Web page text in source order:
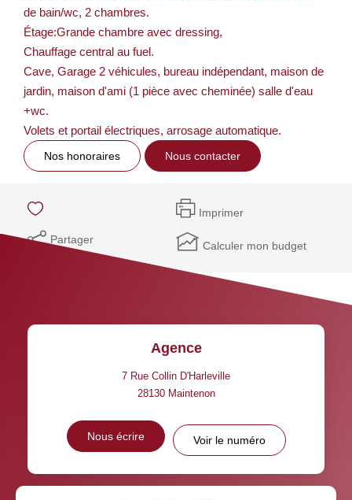
de bain/wc, 2 chambres.
Étage:Grande chambre avec dressing,
Chauffage central au fuel.
Cave, Garage 2 véhicules, bureau indépendant, maison de
jardin, maison d'ami (1 pièce avec cheminée) salle d'eau
+wc.
Volets et portail électriques, arrosage automatique.
Nos honoraires Nous contacter
Imprimer
Partager Calculer mon budget
Agence
7 Rue Collin D'Harleville
28130 Maintenon
Nous écrire Voir le numéro